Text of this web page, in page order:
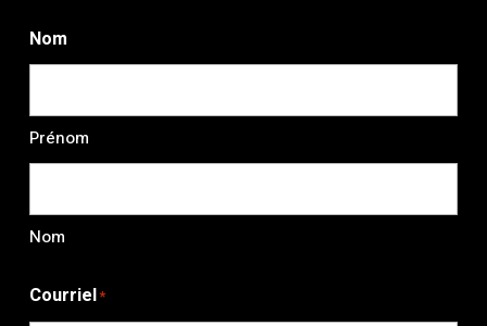
Nom
Prénom
Nom
Courriel*